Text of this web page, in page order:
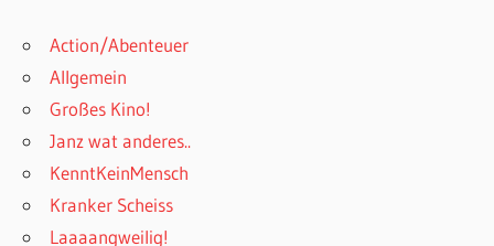
Action/Abenteuer
Allgemein
Großes Kino!
Janz wat anderes..
KenntKeinMensch
Kranker Scheiss
Laaaangweilig!